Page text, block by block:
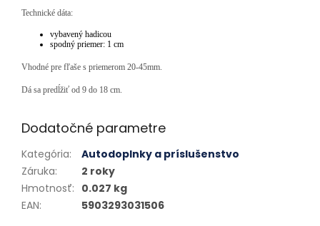
Technické dáta:
vybavený hadicou
spodný priemer: 1 cm
Vhodné pre fľaše s priemerom 20-45mm.
Dá sa predĺžiť od 9 do 18 cm.
Dodatočné parametre
Kategória:
Autodoplnky a príslušenstvo
Záruka:
2 roky
Hmotnosť: 0.027 kg
EAN: 5903293031506